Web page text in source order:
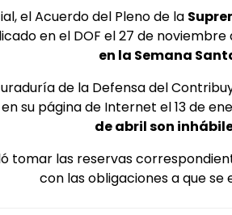
el Acuerdo del Pleno de la
en el DOF el 27 de noviembre
en la Semana
de la Defensa del
su página de Internet el 13 de
de abril son
tomar las reservas
con las obligaciones a que se